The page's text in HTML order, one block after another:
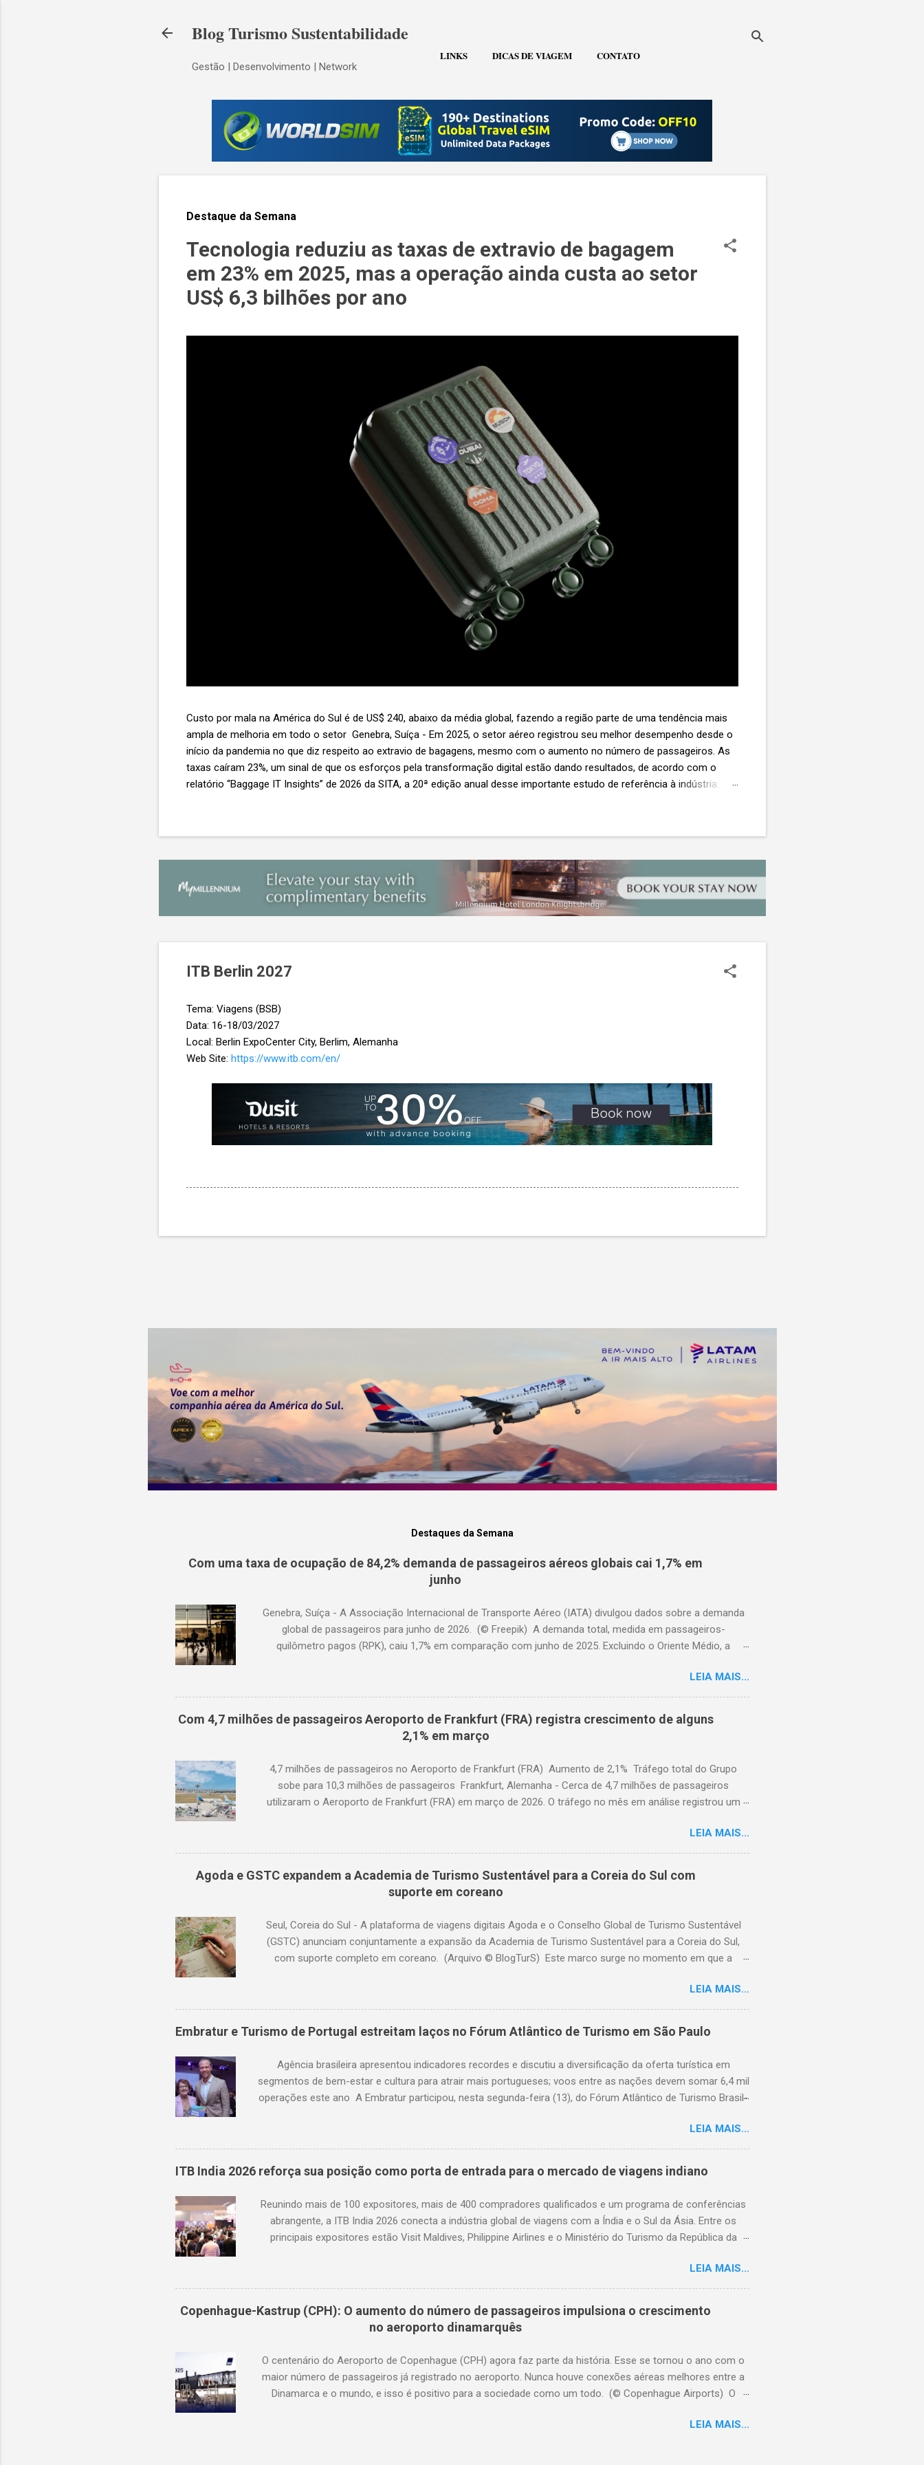
Blog Turismo Sustentabilidade
Gestão | Desenvolvimento | Network
LINKS DICAS DE VIAGEM CONTATO
Destaque da Semana
Tecnologia reduziu as taxas de extravio de bagagem
em 23% em 2025, mas a operação ainda custa ao setor
US$ 6,3 bilhões por ano
Custo por mala na América do Sul é de US$ 240, abaixo da média global, fazendo a região parte de uma tendência mais
ampla de melhoria em todo o setor Genebra, Suíça - Em 2025, o setor aéreo registrou seu melhor desempenho desde o
início da pandemia no que diz respeito ao extravio de bagagens, mesmo com o aumento no número de passageiros. As
taxas caíram 23%, um sinal de que os esforços pela transformação digital estão dando resultados, de acordo com o
relatório “Baggage IT Insights” de 2026 da SITA, a 20ª edição anual desse importante estudo de referência à indústria. (©
lucro líquido médio de apenas US$ 8 por passageiro, uma mala extraviada anula o lucro de mais de 30 assentos vendidos,
ITB Berlin 2027
Tema: Viagens (BSB)
Data: 16-18/03/2027
Local: Berlin ExpoCenter City, Berlim, Alemanha
Web Site: https://www.itb.com/en/
Destaques da Semana
Com uma taxa de ocupação de 84,2% demanda de passageiros aéreos globais cai 1,7% em
junho
Genebra, Suíça - A Associação Internacional de Transporte Aéreo (IATA) divulgou dados sobre a demanda
global de passageiros para junho de 2026. (© Freepik) A demanda total, medida em passageiros-
quilômetro pagos (RPK), caiu 1,7% em comparação com junho de 2025. Excluindo o Oriente Médio, a
1,3% em relação ao ano anterior. A taxa de ocupação foi de 84,2% (-0,4 ponto percentual em comparação
com junho de 2025). A demanda internacional caiu 0,9% em comparação com junho de 2025. Excluindo o
Oriente Médio, a demanda cresceu 1,1%. A capacidade diminuiu 0,6% em relação ao ano anterior, e o fator
de ocupação foi de 84,2% (-0,2 ponto percentual em comparação com junho de 2025). A demanda
doméstica contraiu 3,0% em comparação com junho de 2025. A capacidade diminuiu 2,4% em relação ao
ano anterior. O fator de ocupação foi de 84,0% (-0,5 ponto percentual em comparação com j...
LEIA MAIS...
Com 4,7 milhões de passageiros Aeroporto de Frankfurt (FRA) registra crescimento de alguns
2,1% em março
4,7 milhões de passageiros no Aeroporto de Frankfurt (FRA) Aumento de 2,1% Tráfego total do Grupo
sobe para 10,3 milhões de passageiros Frankfurt, Alemanha - Cerca de 4,7 milhões de passageiros
utilizaram o Aeroporto de Frankfurt (FRA) em março de 2026. O tráfego no mês em análise registrou um
conjuntura geopolítica. Cerca de 100 mil passageiros no FRA foram afetados pelas greves da Lufthansa que
ocorreram em meados de março. As consequências da guerra com o Irã levaram a uma queda significativa
de 68,6% no tráfego com destino ao Oriente Médio durante o mês em análise. No entanto, essa queda foi
compensada por um forte crescimento para destinos na África (alta de 22,3%) e no Extremo Oriente
(Tailândia +32,4%; Índia +22,2%; China +22,2%). (© Fraport) O tráfego em Frankfurt também cresceu ao
LEIA MAIS...
Agoda e GSTC expandem a Academia de Turismo Sustentável para a Coreia do Sul com
suporte em coreano
Seul, Coreia do Sul - A plataforma de viagens digitais Agoda e o Conselho Global de Turismo Sustentável
(GSTC) anunciam conjuntamente a expansão da Academia de Turismo Sustentável para a Coreia do Sul,
com suporte completo em coreano. (Arquivo © BlogTurS) Este marco surge no momento em que a
continuidade à sua missão de apoiar profissionais da hotelaria em toda a região, capacitando-os com
conhecimento prático sobre turismo mais sustentável, com base no Padrão Hoteleiro GSTC. Desde o seu
lançamento, há um ano, a Academia de Turismo Sustentável tornou-se um importante recurso para
profissionais da hotelaria que buscam promover práticas sustentáveis ​​em toda a Ásia. Com a
diversificado setor hoteleiro da Coreia do Sul. A Dra. Mihee Kang, Diretora de Garantia, GSTC, afirmo...
LEIA MAIS...
Embratur e Turismo de Portugal estreitam laços no Fórum Atlântico de Turismo em São Paulo
Agência brasileira apresentou indicadores recordes e discutiu a diversificação da oferta turística em
segmentos de bem-estar e cultura para atrair mais portugueses; voos entre as nações devem somar 6,4 mil
operações este ano A Embratur participou, nesta segunda-feira (13), do Fórum Atlântico de Turismo Brasil-
internacional, fluxo turístico, o fortalecimento das relações entre os dois países, conectividade aérea e
investimentos. Bruno Reis (dir.) apresentou indicadores de crescimento do turismo internacional no Brasil,
recorde em 2025 com 9,3 milhões de chegadas de viajantes de outros países. (© Embratur) O diretor de
Marketing Internacional, Negócios e Sustentabilidade, Embratur, Bruno Reis, foi convidado para integrar o
do Conselho Diretivo do Turismo de Po...
LEIA MAIS...
ITB India 2026 reforça sua posição como porta de entrada para o mercado de viagens indiano
Reunindo mais de 100 expositores, mais de 400 compradores qualificados e um programa de conferências
abrangente, a ITB India 2026 conecta a indústria global de viagens com a Índia e o Sul da Ásia. Entre os
principais expositores estão Visit Maldives, Philippine Airlines e o Ministério do Turismo da República da
de 2026 , reunindo os principais tomadores de decisão dos setores de lazer, MICE (turismo de incentivo,
congressos, exposições e eventos), viagens corporativas e tecnologia para o setor de viagens. Com a
expansão contínua da indústria de viagens na Índia, a ITB India se consolida como um mercado B2B focado,
onde fornecedores globais de viagens podem se conectar com tomadores de decisão importantes, formar
novas parcerias e explorar oportunidades de negócios na Índia e no Sul da Ásia. (© ITB India) Uma
plataforma de negócios poderosa para a indústria global de vi...
LEIA MAIS...
Copenhague-Kastrup (CPH): O aumento do número de passageiros impulsiona o crescimento
no aeroporto dinamarquês
O centenário do Aeroporto de Copenhague (CPH) agora faz parte da história. Esse se tornou o ano com o
maior número de passageiros já registrado no aeroporto. Nunca houve conexões aéreas melhores entre a
Dinamarca e o mundo, e isso é positivo para a sociedade como um todo. (© Copenhague Airports) O
viajantes passou pelos terminais do aeroporto em 2025, ano em que o Estado dinamarquês adquiriu a
LEIA MAIS...